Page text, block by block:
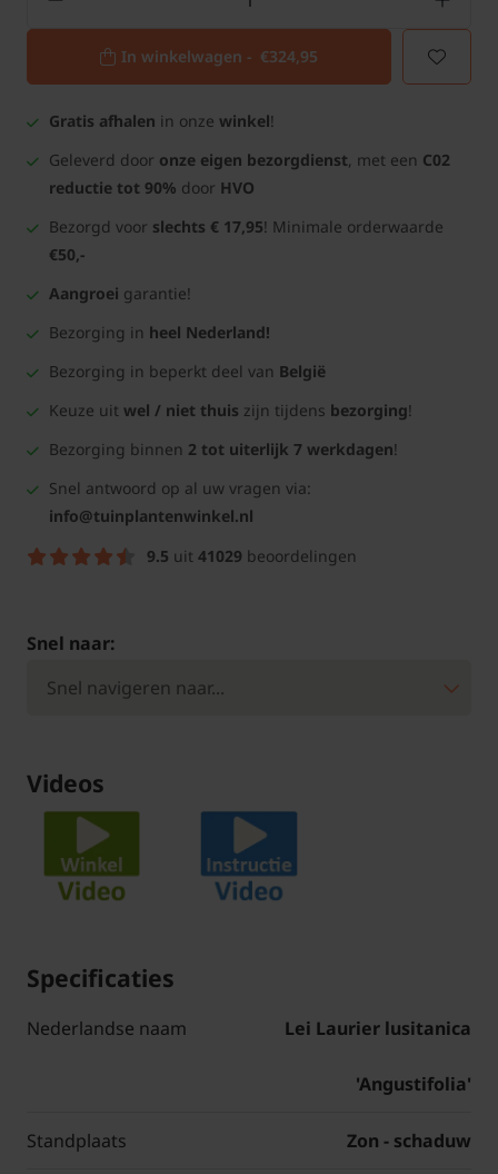
In winkelwagen - €324,95
Gratis afhalen in onze winkel!
Geleverd door onze eigen bezorgdienst, met een C02
reductie tot 90% door HVO
Bezorgd voor slechts € 17,95! Minimale orderwaarde
€50,-
Aangroei garantie!
Bezorging in heel Nederland!
Bezorging in beperkt deel van België
Keuze uit wel / niet thuis zijn tijdens bezorging!
Bezorging binnen 2 tot uiterlijk 7 werkdagen!
Snel antwoord op al uw vragen via:
info@tuinplantenwinkel.nl
9.5 uit 41029 beoordelingen
Snel naar:
Videos
Specificaties
Nederlandse naam Lei Laurier lusitanica
'Angustifolia'
Standplaats Zon - schaduw